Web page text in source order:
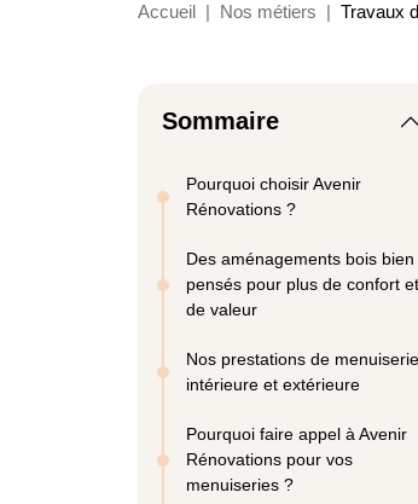
Accueil Nos métiers Travaux
Sommaire
Pourquoi choisir Avenir
Rénovations ?
Des aménagements bois bien
pensés pour plus de confort et
de valeur
Nos prestations de menuiserie
intérieure et extérieure
Pourquoi faire appel à Avenir
Rénovations pour vos
menuiseries ?